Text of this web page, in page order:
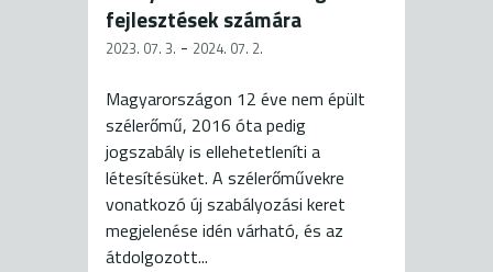
fejlesztések számára
2023. 07. 3. - 2024. 07. 2.
Magyarországon 12 éve nem épült
szélerőmű, 2016 óta pedig
jogszabály is ellehetetleníti a
létesítésüket. A szélerőművekre
vonatkozó új szabályozási keret
megjelenése idén várható, és az
átdolgozott...